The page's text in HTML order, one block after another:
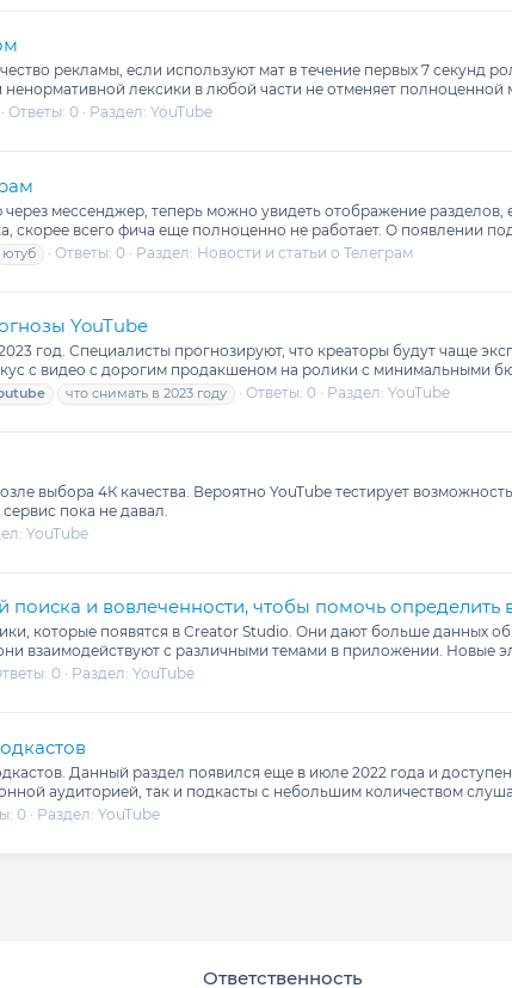
рекламы, если используют мат в течение первых 7 секунд
лексики в любой части не отменяет полноценной
Ответы: 0 Раздел: YouTube
мессенджер, теперь можно увидеть отображение
скорее всего фича еще полноценно не работает. О появлении
ютуб Ответы: 0 Раздел: Новости и статьи о Телеграм
YouTube
год. Специалисты прогнозируют, что креаторы будут чаще
с видео с дорогим продакшеном на ролики с минимальными
что снимать в 2023 году Ответы: 0 Раздел: YouTube
выбора 4К качества. Вероятно YouTube тестирует
пока не давал.
YouTube
поиска и вовлеченности, чтобы помочь определить
которые появятся в Creator Studio. Они дают больше данных
взаимодействуют с различными темами в приложении. Новые
0 Раздел: YouTube
Данный раздел появился еще в июле 2022 года и
аудиторией, так и подкасты с небольшим количеством
0 Раздел: YouTube
Ответственность